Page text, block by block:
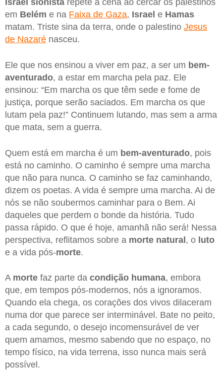
Israel sionista repete a cena ao cercar os palestinos
em Belém e na Faixa de Gaza, Israel e Hamas
matam. Triste sina da terra, onde o palestino Jesus
de Nazaré nasceu.
Ele que nos ensinou a viver em paz, a ser um bem-
aventurado, a estar em marcha pela paz. Ele
ensinou: “Em marcha os que têm sede e fome de
justiça, porque serão saciados. Em marcha os que
lutam pela paz!” Continuem lutando, mas sem a arma
que mata, sem a guerra.
Quem está em marcha é um bem-aventurado, pois
está no caminho. O caminho é sempre uma marcha
que não para nunca. O caminho se faz caminhando,
dizem os poetas. A vida é sempre uma marcha. Ai de
nós se não soubermos caminhar para o Bem. Ai
daqueles que perdem o bonde da história. Tudo
passa rápido. O que é hoje, amanhã não será! Nessa
perspectiva, reflitamos sobre a morte natural, o luto
e a vida pós-morte.
A morte faz parte da condição humana, embora
que, em tempos pós-modernos, nós a ignoramos.
Quando ela chega, os corações dos vivos dilaceram
numa dor que parece ser interminável. Bate no peito,
a cada segundo, o desejo incomensurável de ver
quem amamos, mesmo sabendo que no espaço, no
tempo físico, na vida terrena, isso nunca mais será
possível.